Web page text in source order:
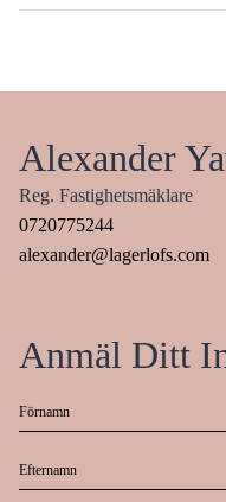
Anmäl Ditt
Alexander
Reg. Fastighetsmäklare
0720775244
alexander@lagerlofs.com